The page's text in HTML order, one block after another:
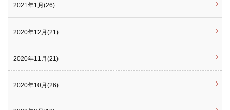
2021年1月(26)
2020年12月(21)
2020年11月(21)
2020年10月(26)